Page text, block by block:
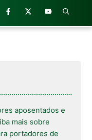
aposentados e
mais sobre
portadores de